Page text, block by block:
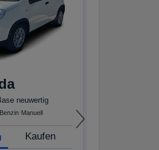
neuwertig
Benzin Manuell
Kaufen